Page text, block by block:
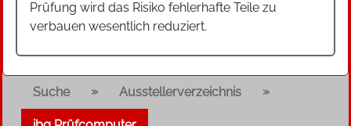
Prüfung wird das Risiko fehlerhafte Teile zu
verbauen wesentlich reduziert.
Suche » Ausstellerverzeichnis »